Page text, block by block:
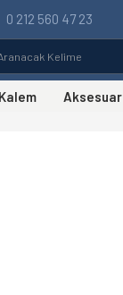
0 212 560 47 23
Kalem Aksesuar